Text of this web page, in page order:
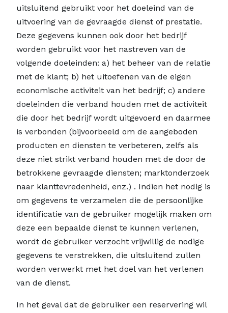
uitsluitend gebruikt voor het doeleind van de
uitvoering van de gevraagde dienst of prestatie.
Deze gegevens kunnen ook door het bedrijf
worden gebruikt voor het nastreven van de
volgende doeleinden: a) het beheer van de relatie
met de klant; b) het uitoefenen van de eigen
economische activiteit van het bedrijf; c) andere
doeleinden die verband houden met de activiteit
die door het bedrijf wordt uitgevoerd en daarmee
is verbonden (bijvoorbeeld om de aangeboden
producten en diensten te verbeteren, zelfs als
deze niet strikt verband houden met de door de
betrokkene gevraagde diensten; marktonderzoek
naar klanttevredenheid, enz.) . Indien het nodig is
om gegevens te verzamelen die de persoonlijke
identificatie van de gebruiker mogelijk maken om
deze een bepaalde dienst te kunnen verlenen,
wordt de gebruiker verzocht vrijwillig de nodige
gegevens te verstrekken, die uitsluitend zullen
worden verwerkt met het doel van het verlenen
van de dienst.
In het geval dat de gebruiker een reservering wil